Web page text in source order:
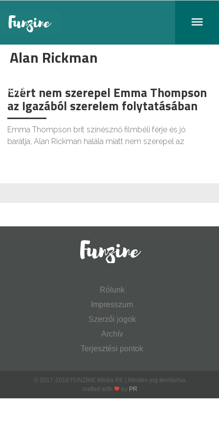
Alan Rickman
KULT
Ezért nem szerepel Emma Thompson
az Igazából szerelem folytatásában
Emma Thompson brit színésznő filmbéli férje és jó
barátja, Alan Rickman halála miatt nem szerepel az
Rólunk
Impresszum
Szerzői jogok
Archív
Terjesztési pontok
© 2017-2018 FUNZINE Média Kft. | Minden jog fenntartva
crafted with
by PR